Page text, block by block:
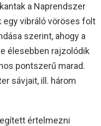
a Naprendszer
egy vibráló vöröses folt
szerint, ahogy a
élesebben rajzolódik
pontszerű marad.
sávjait, ill. három
értelmezni